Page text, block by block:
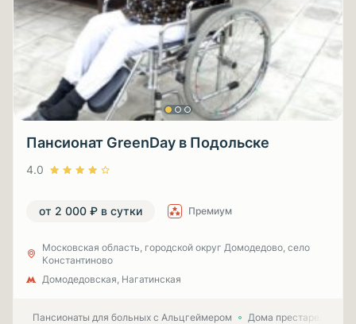
Пансионат GreenDay в Подольске
4.0
от 2 000 ₽ в сутки Премиум
Московская область, городской округ Домодедово, село
Константиново
Домодедовская, Нагатинская
Пансионаты для больных с Альцгеймером Дома престарелых